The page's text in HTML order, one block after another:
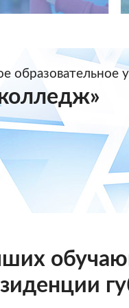
образовательное